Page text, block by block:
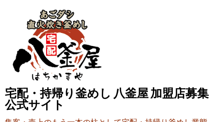
宅配・持帰り釜めし 八釜屋 加盟店募集
公式サイト